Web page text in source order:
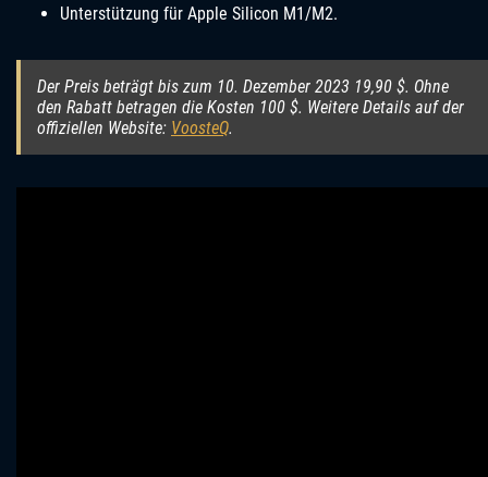
Unterstützung für Apple Silicon M1/M2.
Der Preis beträgt bis zum 10. Dezember 2023 19,90 $. Ohne
den Rabatt betragen die Kosten 100 $. Weitere Details auf der
offiziellen Website: VoosteQ.